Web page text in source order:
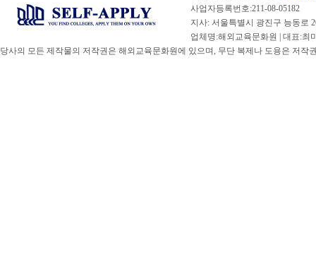
사업자등록번호:211-08-05182
지사: 서울특별시 광진구 능동로
업체명:해외교육문화원 | 대표:최
당사의 모든 제작물의 저작권은 해외교육문화원에 있으며, 무단 복제나 도용은 저